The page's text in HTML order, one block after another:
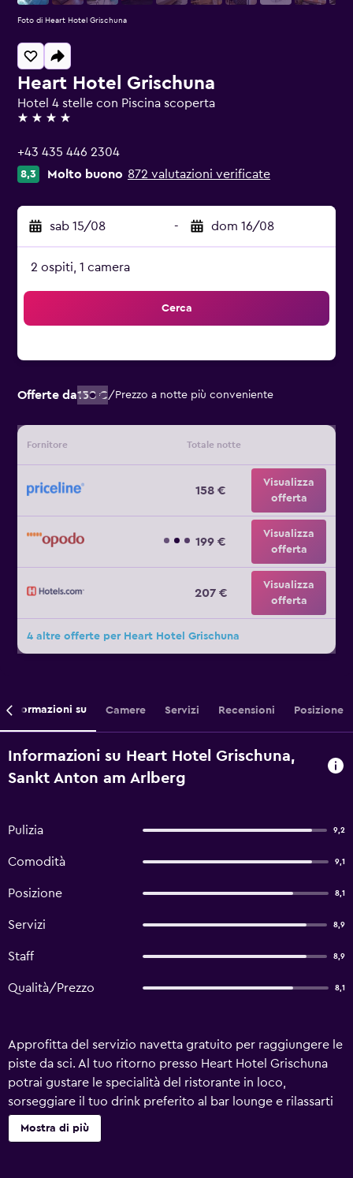
Heart Hotel Grischuna
Hotel 4 stelle con Piscina scoperta
4 stelle
+43 435 446 2304
8,3 Molto buono 872 valutazioni verificate
sab 15/08 - dom 16/08
2 ospiti, 1 camera
Cerca
Offerte da158 €/ Prezzo a notte più conveniente
Fornitore Totale notte
158 €
Visualizza
offerta
199 €
Visualizza
offerta
207 €
Visualizza
offerta
4 altre offerte per Heart Hotel Grischuna
Foto di Heart Hotel Grischuna
Informazioni su Camere Servizi Recensioni Posizione
Informazioni su Heart Hotel Grischuna,
Sankt Anton am Arlberg
Pulizia 9,2
Comodità 9,1
Posizione 8,1
Servizi 8,9
Staff 8,9
Qualità/Prezzo 8,1
Approfitta del servizio navetta gratuito per raggiungere le
piste da sci. Al tuo ritorno presso Heart Hotel Grischuna
potrai gustare le specialità del ristorante in loco,
sorseggiare il tuo drink preferito al bar lounge e rilassarti
grazie ai numerosi comfort disponibili, che includono una
piscina all'aperto e un bagno turco. Heart Hotel Grischuna
Mostra di più